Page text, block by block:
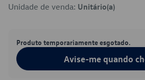
Unidade de venda: Unitário(a)
Produto temporariamente esgotado.
Avise-me quando